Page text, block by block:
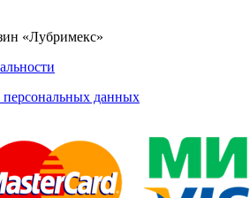
«Лубримекс»
персональных данных